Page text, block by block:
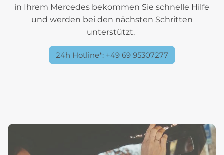
in Ihrem Mercedes bekommen Sie schnelle Hilfe
und werden bei den nächsten Schritten
unterstützt.
24h Hotline*: +49 69 95307277